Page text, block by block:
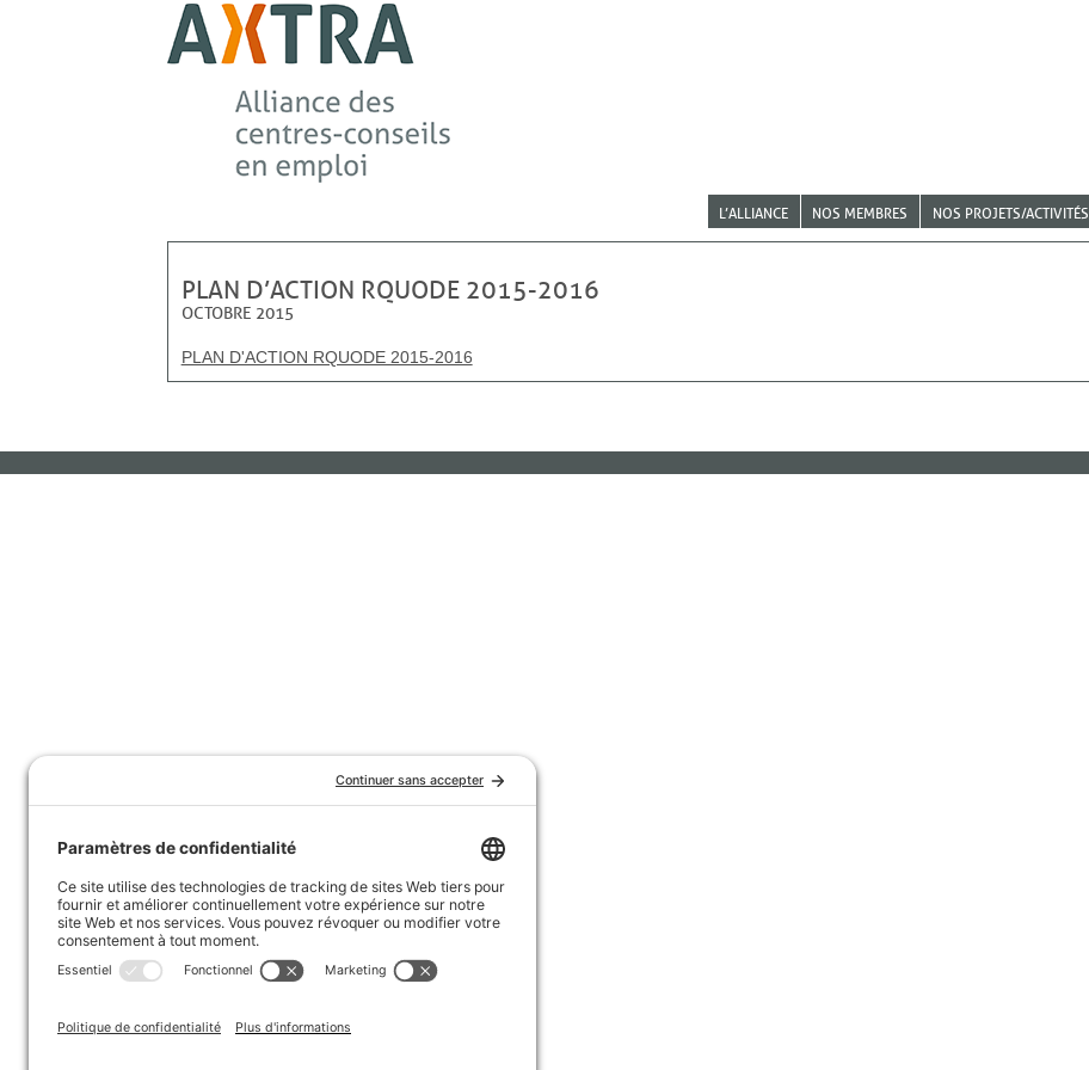
L’ALLIANCE NOS MEMBRES NOS PROJETS/ACTIVITÉS
PLAN D’ACTION RQUODE 2015-2016
OCTOBRE 2015
PLAN D'ACTION RQUODE 2015-2016